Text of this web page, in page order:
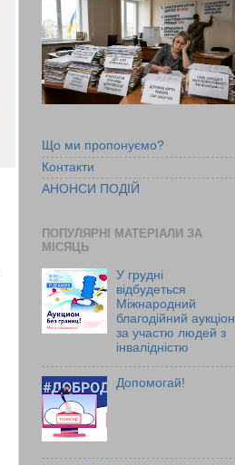
Що ми пропонуємо?
Контакти
АНОНСИ ПОДІЙ
ПОПУЛЯРНІ МАТЕРІАЛИ ЗА
МІСЯЦЬ
У грудні
відбудеться
Міжнародний
благодійний аукціон
за участю людей з
інвалідністю
Допомогай!